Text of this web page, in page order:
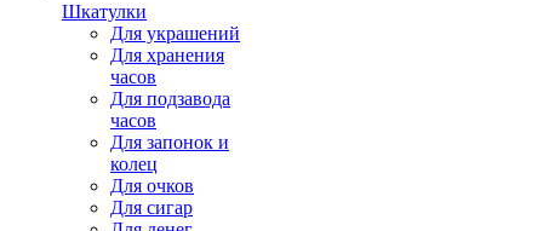
Шкатулки
Для украшений
Для хранения
часов
Для подзавода
часов
Для запонок и
колец
Для очков
Для сигар